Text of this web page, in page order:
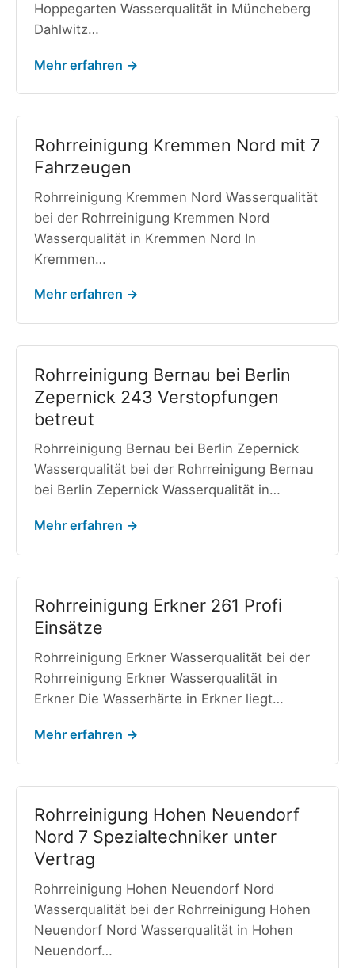
Hoppegarten Wasserqualität in Müncheberg
Dahlwitz…
Mehr erfahren →
Rohrreinigung Kremmen Nord mit 7
Fahrzeugen
Rohrreinigung Kremmen Nord Wasserqualität
bei der Rohrreinigung Kremmen Nord
Wasserqualität in Kremmen Nord In
Kremmen…
Mehr erfahren →
Rohrreinigung Bernau bei Berlin
Zepernick 243 Verstopfungen
betreut
Rohrreinigung Bernau bei Berlin Zepernick
Wasserqualität bei der Rohrreinigung Bernau
bei Berlin Zepernick Wasserqualität in…
Mehr erfahren →
Rohrreinigung Erkner 261 Profi
Einsätze
Rohrreinigung Erkner Wasserqualität bei der
Rohrreinigung Erkner Wasserqualität in
Erkner Die Wasserhärte in Erkner liegt…
Mehr erfahren →
Rohrreinigung Hohen Neuendorf
Nord 7 Spezialtechniker unter
Vertrag
Rohrreinigung Hohen Neuendorf Nord
Wasserqualität bei der Rohrreinigung Hohen
Neuendorf Nord Wasserqualität in Hohen
Neuendorf…